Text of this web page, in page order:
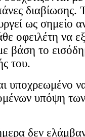
διαβίωσης.
ως σημείο
οφειλέτη να
βάση το
του.
υποχρεωμένο
υπόψη
δεν